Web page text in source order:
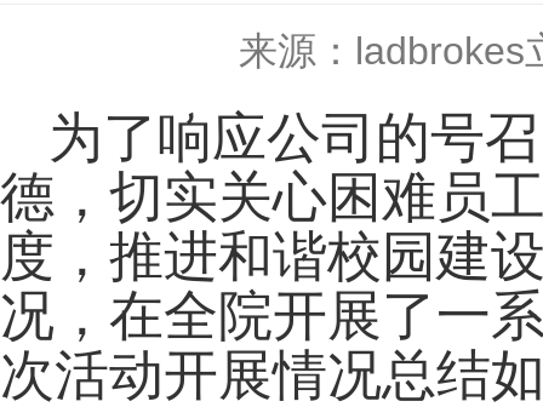
来源：ladbrokes
为了响应公司的号
德，切实关心困难员
度，推进和谐校园建
况，在全院开展了一
次活动开展情况总结